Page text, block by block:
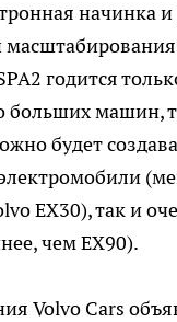
начинка
годится
больших машин,
будет
EX30), так и
чем EX90).
Volvo Cars